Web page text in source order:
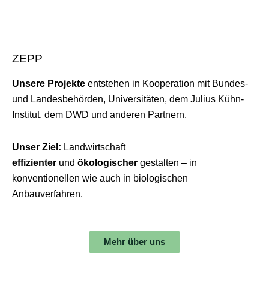
ZEPP
Unsere Projekte entstehen in Kooperation mit Bundes-
und Landesbehörden, Universitäten, dem Julius Kühn-
Institut, dem DWD und anderen Partnern.
Unser Ziel: Landwirtschaft
effizienter und ökologischer gestalten – in
konventionellen wie auch in biologischen
Anbauverfahren.
Mehr über uns